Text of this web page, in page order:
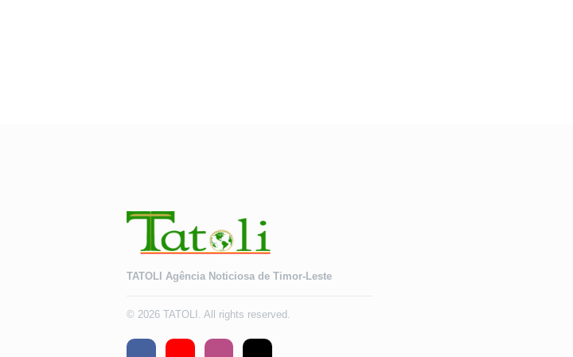
TATOLI Agência Noticiosa de Timor-Leste
© 2026 TATOLI. All rights reserved.